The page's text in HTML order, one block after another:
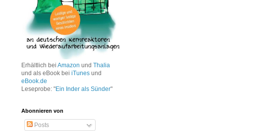
Erhältlich bei Amazon und Thalia
und als eBook bei iTunes und
eBook.de
Leseprobe: "Ein Inder als Sünder"
Abonnieren von
Posts